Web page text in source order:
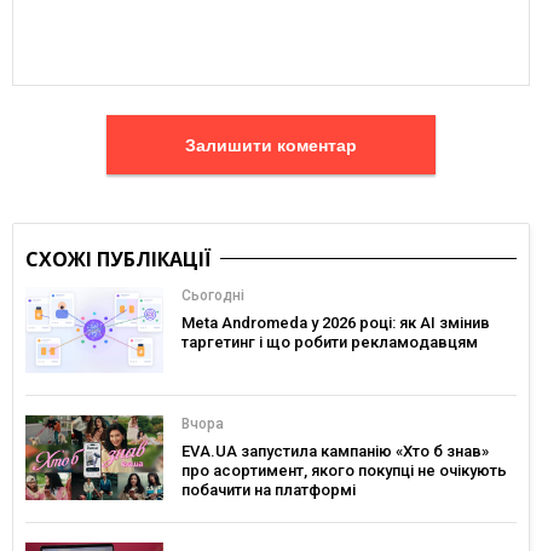
Залишити коментар
СХОЖІ ПУБЛІКАЦІЇ
Сьогодні
Meta Andromeda у 2026 році: як AI змінив
таргетинг і що робити рекламодавцям
Вчора
EVA.UA запустила кампанію «Хто б знав»
про асортимент, якого покупці не очікують
побачити на платформі